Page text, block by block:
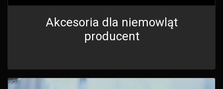
Akcesoria dla niemowląt
producent